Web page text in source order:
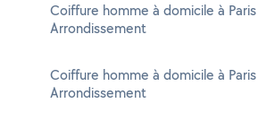
Coiffure homme à domicile à Paris
Arrondissement
Coiffure homme à domicile à Paris
Arrondissement